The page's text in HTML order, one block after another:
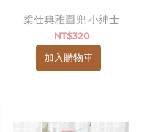
柔仕典雅圍兜 小紳士
NT$320
加入購物車